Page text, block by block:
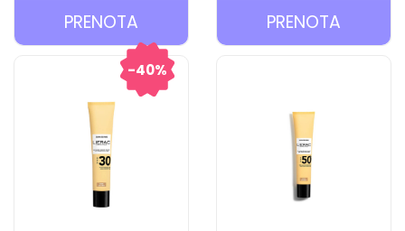
PRENOTA
VITAMIN
C
12
PRENOTA
FLUIDO
40%